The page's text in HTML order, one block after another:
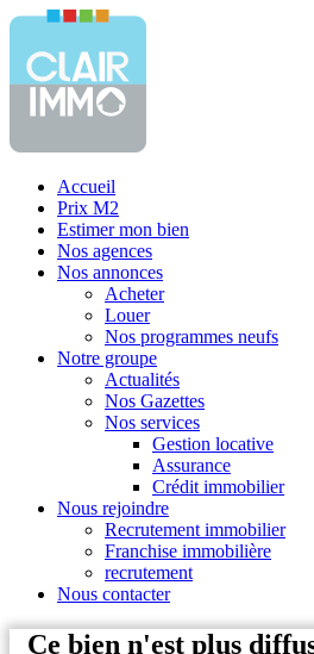
Accueil
Prix M2
Estimer mon bien
Nos agences
Nos annonces
Acheter
Louer
Nos programmes neufs
Notre groupe
Actualités
Nos Gazettes
Nos services
Gestion locative
Assurance
Crédit immobilier
Nous rejoindre
Recrutement immobilier
Franchise immobilière
recrutement
Nous contacter
Ce bien n'est plus